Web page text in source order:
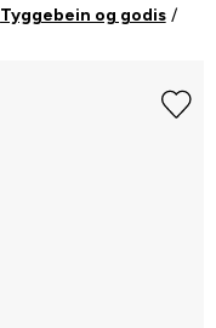
Tyggebein og godis